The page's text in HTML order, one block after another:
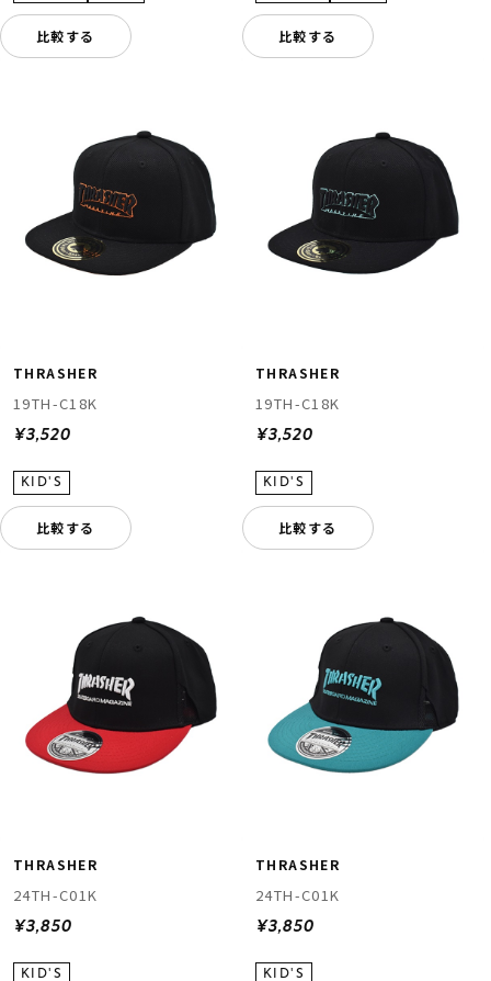
比較する 比較する
THRASHER
19TH-C18K
¥3,520
比較する
THRASHER
19TH-C18K
¥3,520
比較する
THRASHER
24TH-C01K
¥3,850
THRASHER
24TH-C01K
¥3,850